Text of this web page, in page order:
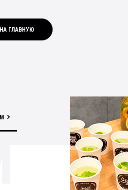
НА ГЛАВНУЮ